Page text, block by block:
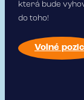
která bude
do toho!
Volné